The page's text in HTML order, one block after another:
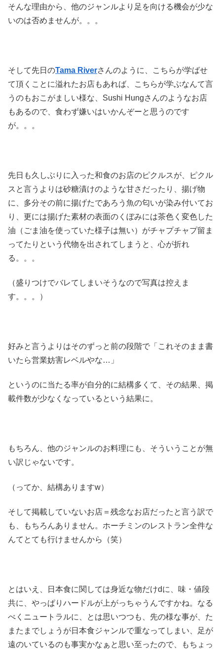
そんな理由から、他のジャンルより足を向ける機会が少な
いのは否めませんが。。。
そして先日のTama Riverさんのように、こちらが学ばせ
て頂くことに溢れたお店もあれば、こちらが学ぶなんて言
うのもおこがましい様な、Sushi Hungさんのようなお店
もあるので、食わず嫌いはいかんぞーと思うのです
が。。。
先日も久しぶりに入った和食のお店のピクルスが、ピクル
スと言うよりは砂糖漬けのような甘さだったり、揚げ物
に、多分その前に揚げたであろう魚の匂いが染み付いてお
り、更には揚げた素材の表面のくぼみには茶色く変色した
油（ごま油を使っていた様子は無い）がチャプチャプ留ま
ってたりという代物を出されてしまうと、心が折れ
る。。。
（盛りつけでバレてしまいそうなので写真は控えま
す。。。）
好みと言うよりはそのずっと前の段階で「これそのまま書
いたら営業妨害レベルやな…」
というのに当たる率が自分的に結構多くて、その結果、掲
載件数が少なくなっているという結果に。
もちろん、他のジャンルのお料理にも、そういうことが無
い訳じゃないです。
（ってか、結構ありますw）
そして掲載していないお店＝残念なお店だったと言う訳で
も、もちろんありません。ホーチミンのレストラン全件な
んてとても行けませんから（笑）
とはいえ、日本食に関しては身近な物だけdに、味・値段
共に、やっぱりハードルが上がっちゃうんですかね。なる
べくニュートラルに、とは思いつつも、先の様な事が、た
またまでしょうが日本食ジャンルで重なってしまい、足が
遠のいているのも事実かなぁと思い至ったので、もちょっ